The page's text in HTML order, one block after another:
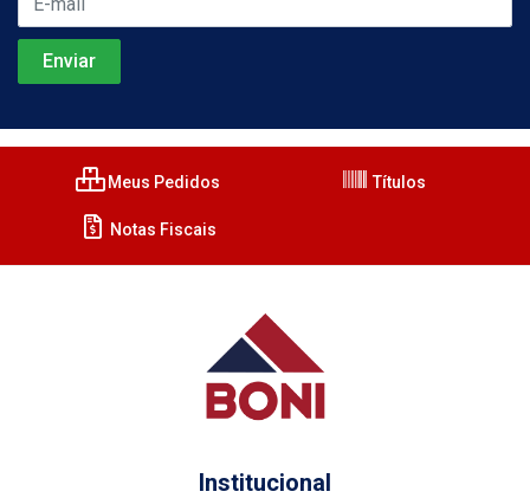
Meus Pedidos Títulos
Notas Fiscais
Institucional